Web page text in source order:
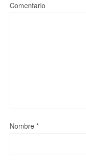
Comentario
Nombre *